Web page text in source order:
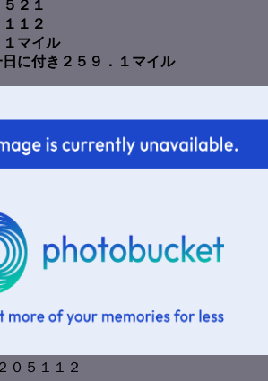
２１
１２
マイル
に付き２５９．１マイル
０５１１２